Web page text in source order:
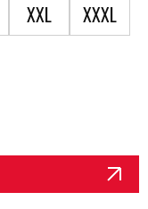
XXL XXXL